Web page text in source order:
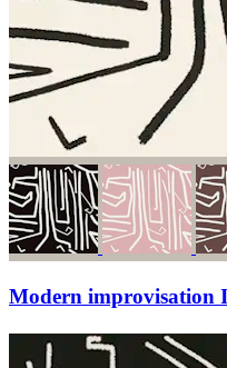
Modern improvisation